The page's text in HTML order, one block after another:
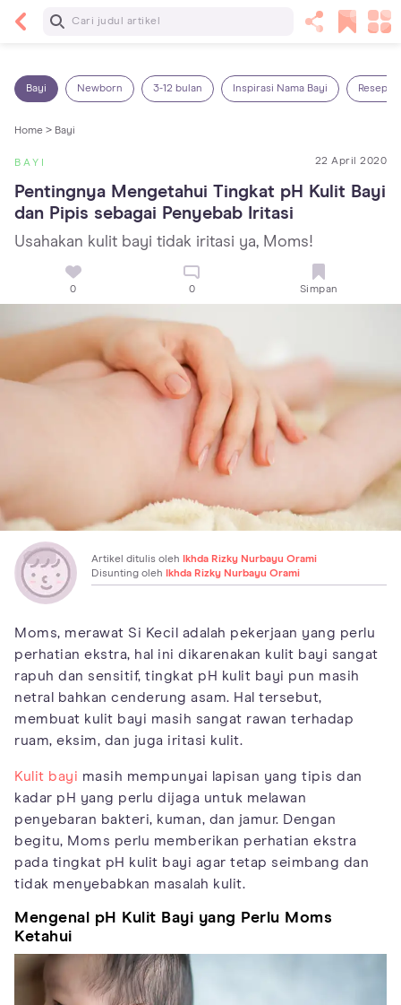
Baca Selanjutnya
Bayi Newborn 3-12 bulan Inspirasi Nama Bayi Resep
Home > Bayi
BAYI 22 April 2020
Pentingnya Mengetahui Tingkat pH Kulit Bayi
dan Pipis sebagai Penyebab Iritasi
Usahakan kulit bayi tidak iritasi ya, Moms!
0 0 Simpan
Artikel ditulis oleh
Ikhda Rizky Nurbayu Orami
Disunting oleh
Ikhda Rizky Nurbayu Orami
Moms, merawat Si Kecil adalah pekerjaan yang perlu
perhatian ekstra, hal ini dikarenakan kulit bayi sangat
rapuh dan sensitif, tingkat pH kulit bayi pun masih
netral bahkan cenderung asam. Hal tersebut,
membuat kulit bayi masih sangat rawan terhadap
ruam, eksim, dan juga iritasi kulit.
Kulit bayi masih mempunyai lapisan yang tipis dan
kadar pH yang perlu dijaga untuk melawan
penyebaran bakteri, kuman, dan jamur. Dengan
begitu, Moms perlu memberikan perhatian ekstra
pada tingkat pH kulit bayi agar tetap seimbang dan
tidak menyebabkan masalah kulit.
Mengenal pH Kulit Bayi yang Perlu Moms
Ketahui